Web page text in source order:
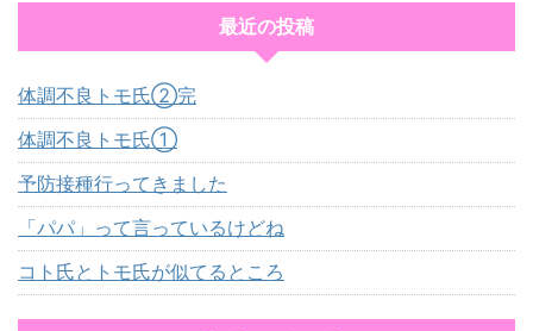
最近の投稿
体調不良トモ氏②完
体調不良トモ氏①
予防接種行ってきました
「パパ」って言っているけどね
コト氏とトモ氏が似てるところ